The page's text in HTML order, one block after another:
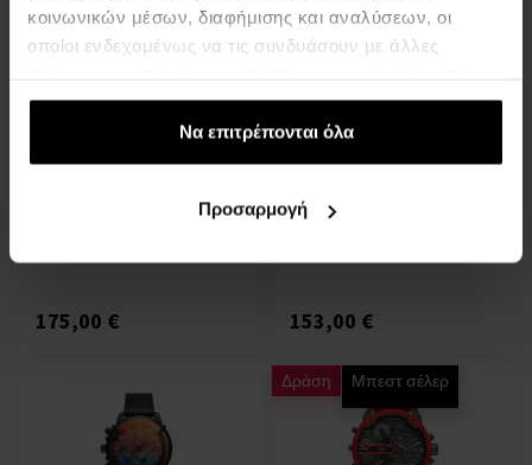
κοινωνικών μέσων, διαφήμισης και αναλύσεων, οι
οποίοι ενδεχομένως να τις συνδυάσουν με άλλες
έχουν συλλέξει σε σχέση με την από μέρους σας χρήση
των υπηρεσιών τους.Να επιτρέπονται όλα
Προσαρμογή
DIESEL DZ7421 - Ανδρικό
175,00 €
DIESEL DZ4308 - Ανδρικό
ΡΟΛΟΓΙΑ - Άνδρες
153,00 €
Δράση Μπεστ σέλερ